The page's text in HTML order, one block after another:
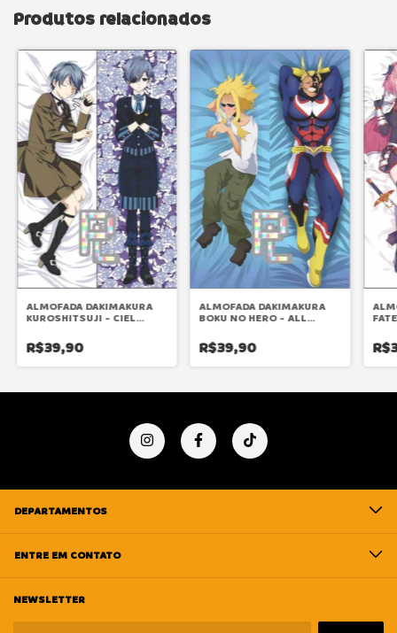
Produtos relacionados
ALMOFADA DAKIMAKURA
KUROSHITSUJI - CIEL
R$39,90
ALMOFADA DAKIMAKURA
BOKU NO HERO - ALL
R$39,90
DEPARTAMENTOS
ENTRE EM CONTATO
NEWSLETTER